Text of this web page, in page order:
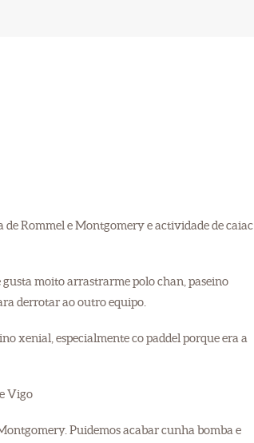
Rommel e Montgomery e actividade de caiac
moito arrastrarme polo chan, paseino
derrotar ao outro equipo.
xenial, especialmente co paddel porque era a
Vigo
Puidemos acabar cunha bomba e